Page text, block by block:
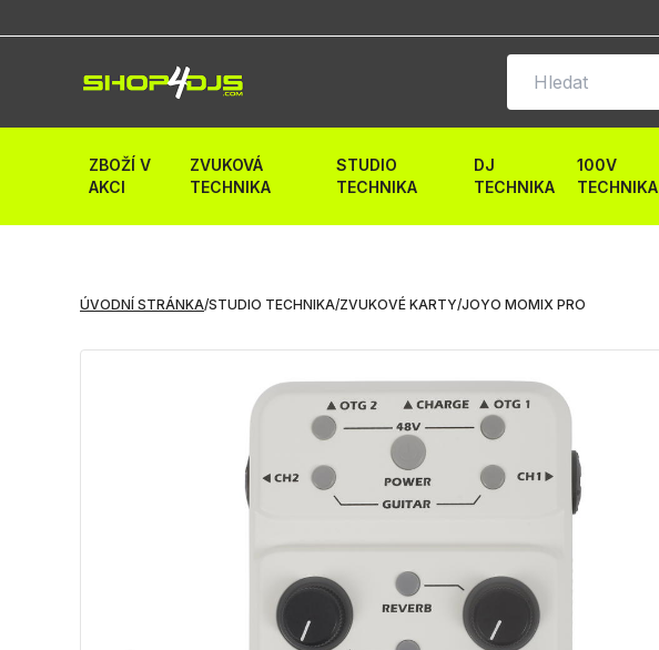
ZBOŽÍ V
AKCI
ZVUKOVÁ
TECHNIKA
STUDIO
TECHNIKA
DJ
TECHNIKA
100V
TECHNIKA
ÚVODNÍ STRÁNKA/STUDIO TECHNIKA/ZVUKOVÉ KARTY/JOYO MOMIX PRO